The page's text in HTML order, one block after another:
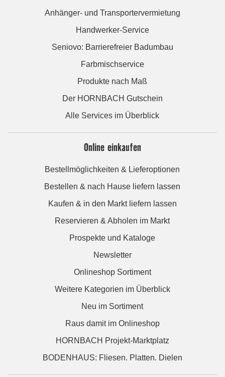
Anhänger- und Transportervermietung
Handwerker-Service
Seniovo: Barrierefreier Badumbau
Farbmischservice
Produkte nach Maß
Der HORNBACH Gutschein
Alle Services im Überblick
Online einkaufen
Bestellmöglichkeiten & Lieferoptionen
Bestellen & nach Hause liefern lassen
Kaufen & in den Markt liefern lassen
Reservieren & Abholen im Markt
Prospekte und Kataloge
Newsletter
Onlineshop Sortiment
Weitere Kategorien im Überblick
Neu im Sortiment
Raus damit im Onlineshop
HORNBACH Projekt-Marktplatz
BODENHAUS: Fliesen. Platten. Dielen